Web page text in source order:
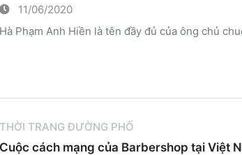
11/06/2020
Hà Phạm Anh Hiền là tên đầy đủ của ông chủ
THỜI TRANG ĐƯỜNG PHỐ
Cuộc cách mạng của Barbershop tại Việt